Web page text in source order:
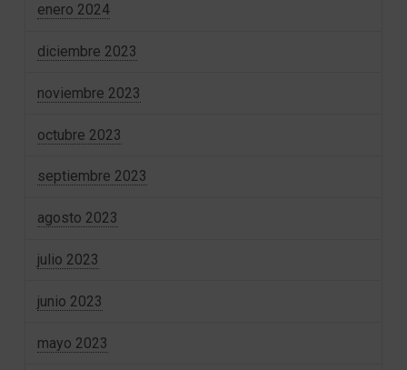
enero 2024
diciembre 2023
noviembre 2023
octubre 2023
septiembre 2023
agosto 2023
julio 2023
junio 2023
mayo 2023